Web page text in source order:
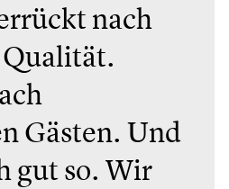
nach
Gästen. Und
gut so. Wir